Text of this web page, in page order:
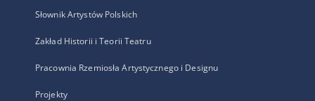
Słownik Artystów Polskich
Zakład Historii i Teorii Teatru
Pracownia Rzemiosła Artystycznego i Designu
Projekty